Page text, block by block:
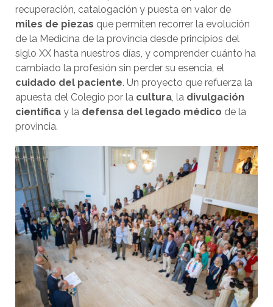
recuperación, catalogación y puesta en valor de
miles de piezas que permiten recorrer la evolución
de la Medicina de la provincia desde principios del
siglo XX hasta nuestros días, y comprender cuánto ha
cambiado la profesión sin perder su esencia, el
cuidado del paciente. Un proyecto que refuerza la
apuesta del Colegio por la cultura , la divulgación
científica y la defensa del legado médico de la
provincia.